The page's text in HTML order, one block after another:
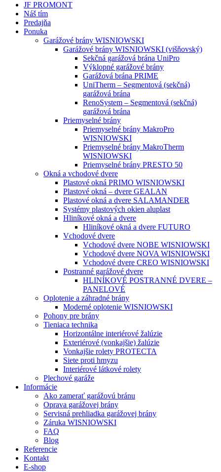
JF PROMONT
Náš tím
Predajňa
Ponuka
Garážové brány WISNIOWSKI
Garážové brány WISNIOWSKI (višňovský)
Sekčná garážová brána UniPro
Výklopné garážové brány
Garážová brána PRIME
UniTherm – Segmentová (sekčná)
garážová brána
RenoSystem – Segmentová (sekčná)
garážová brána
Priemyselné brány
Priemyselné brány MakroPro
WISNIOWSKI
Priemyselné brány MakroTherm
WISNIOWSKI
Priemyselné brány PRESTO 50
Okná a vchodové dvere
Plastové okná PRIMO WISNIOWSKI
Plastové okná – dvere GEALAN
Plastové okná a dvere SALAMANDER
Systémy plastových okien aluplast
Hliníkové okná a dvere
Hliníkové okná a dvere FUTURO
Vchodové dvere
Vchodové dvere NOBE WISNIOWSKI
Vchodové dvere NOVA WISNIOWSKI
Vchodové dvere CREO WISNIOWSKI
Postranné garážové dvere
HLINÍKOVÉ POSTRANNÉ DVERE –
PANELOVÉ
Oplotenie a záhradné brány
Moderné oplotenie WISNIOWSKI
Pohony pre brány
Tieniaca technika
Horizontálne interiérové žalúzie
Exteriérové (vonkajšie) žalúzie
Vonkajšie rolety PROTECTA
Siete proti hmyzu
Interiérové látkové rolety
Plechové garáže
Informácie
Ako zamerať garážovú bránu
Oprava garážovej brány
Servisná prehliadka garážovej brány
Záruka WISNIOWSKI
FAQ
Blog
Referencie
Kontakt
E-shop